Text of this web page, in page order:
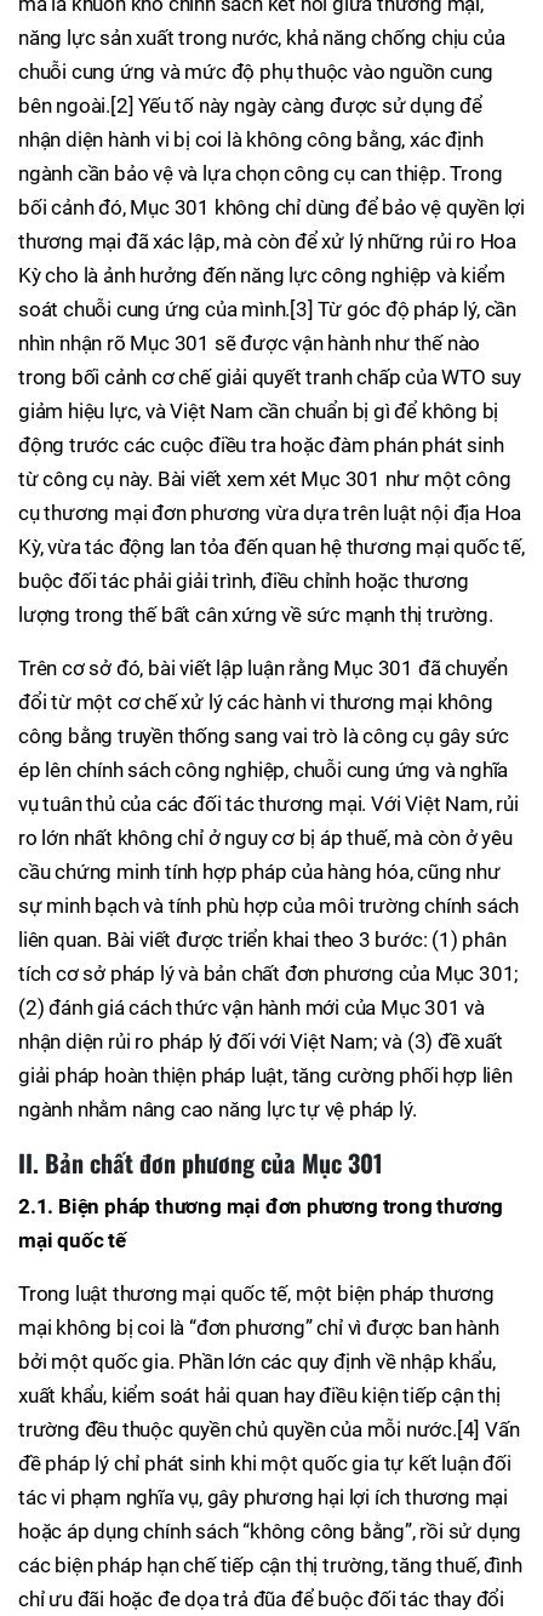
năng lực sản xuất trong nước, khả năng chống chịu của
chuỗi cung ứng và mức độ phụ thuộc vào nguồn cung
bên ngoài.[2] Yếu tố này ngày càng được sử dụng để
nhận diện hành vi bị coi là không công bằng, xác định
ngành cần bảo vệ và lựa chọn công cụ can thiệp. Trong
bối cảnh đó, Mục 301 không chỉ dùng để bảo vệ quyền lợi
thương mại đã xác lập, mà còn để xử lý những rủi ro Hoa
Kỳ cho là ảnh hưởng đến năng lực công nghiệp và kiểm
soát chuỗi cung ứng của mình.[3] Từ góc độ pháp lý, cần
nhìn nhận rõ Mục 301 sẽ được vận hành như thế nào
trong bối cảnh cơ chế giải quyết tranh chấp của WTO suy
giảm hiệu lực, và Việt Nam cần chuẩn bị gì để không bị
động trước các cuộc điều tra hoặc đàm phán phát sinh
từ công cụ này. Bài viết xem xét Mục 301 như một công
cụ thương mại đơn phương vừa dựa trên luật nội địa Hoa
Kỳ, vừa tác động lan tỏa đến quan hệ thương mại quốc tế,
buộc đối tác phải giải trình, điều chỉnh hoặc thương
lượng trong thế bất cân xứng về sức mạnh thị trường.
Trên cơ sở đó, bài viết lập luận rằng Mục 301 đã chuyển
đổi từ một cơ chế xử lý các hành vi thương mại không
công bằng truyền thống sang vai trò là công cụ gây sức
ép lên chính sách công nghiệp, chuỗi cung ứng và nghĩa
vụ tuân thủ của các đối tác thương mại. Với Việt Nam, rủi
ro lớn nhất không chỉ ở nguy cơ bị áp thuế, mà còn ở yêu
cầu chứng minh tính hợp pháp của hàng hóa, cũng như
sự minh bạch và tính phù hợp của môi trường chính sách
liên quan. Bài viết được triển khai theo 3 bước: (1) phân
tích cơ sở pháp lý và bản chất đơn phương của Mục 301;
(2) đánh giá cách thức vận hành mới của Mục 301 và
nhận diện rủi ro pháp lý đối với Việt Nam; và (3) đề xuất
giải pháp hoàn thiện pháp luật, tăng cường phối hợp liên
ngành nhằm nâng cao năng lực tự vệ pháp lý.
II. Bản chất đơn phương của Mục 301
2.1. Biện pháp thương mại đơn phương trong thương
mại quốc tế
Trong luật thương mại quốc tế, một biện pháp thương
mại không bị coi là “đơn phương” chỉ vì được ban hành
bởi một quốc gia. Phần lớn các quy định về nhập khẩu,
xuất khẩu, kiểm soát hải quan hay điều kiện tiếp cận thị
trường đều thuộc quyền chủ quyền của mỗi nước.[4] Vấn
đề pháp lý chỉ phát sinh khi một quốc gia tự kết luận đối
tác vi phạm nghĩa vụ, gây phương hại lợi ích thương mại
hoặc áp dụng chính sách “không công bằng”, rồi sử dụng
các biện pháp hạn chế tiếp cận thị trường, tăng thuế, đình
chỉ ưu đãi hoặc đe dọa trả đũa để buộc đối tác thay đổi